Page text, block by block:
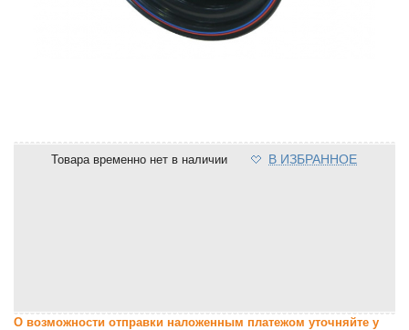
Товара временно нет в наличии В ИЗБРАННОЕ
О возможности отправки наложенным платежом уточняйте у